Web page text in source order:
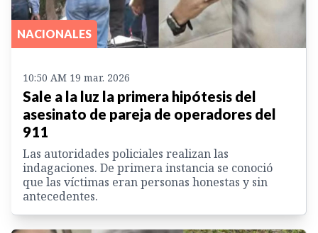
NACIONALES
10:50 AM 19 mar. 2026
Sale a la luz la primera hipótesis del
asesinato de pareja de operadores del
911
Las autoridades policiales realizan las
indagaciones. De primera instancia se conoció
que las víctimas eran personas honestas y sin
antecedentes.